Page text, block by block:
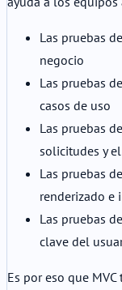
Las pruebas
negocio
Las pruebas
casos de uso
Las pruebas
solicitudes y
Las pruebas
renderizado e
Las pruebas
clave del
Es por eso que